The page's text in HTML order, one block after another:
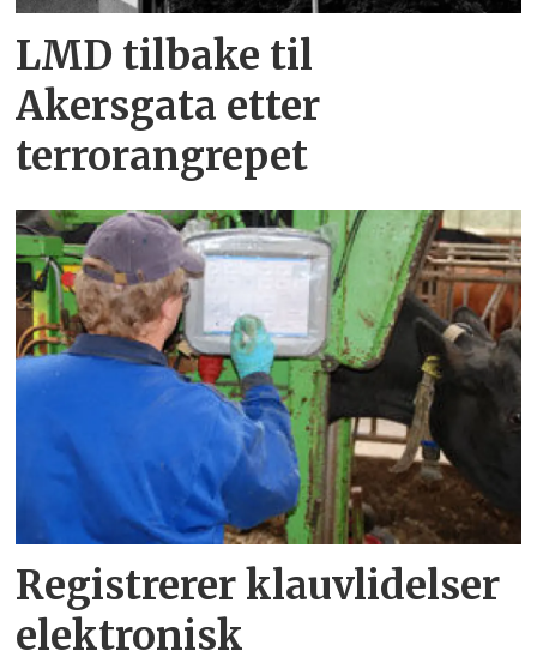
LMD tilbake til
Akersgata etter
terrorangrepet
Registrerer klauvlidelser
elektronisk